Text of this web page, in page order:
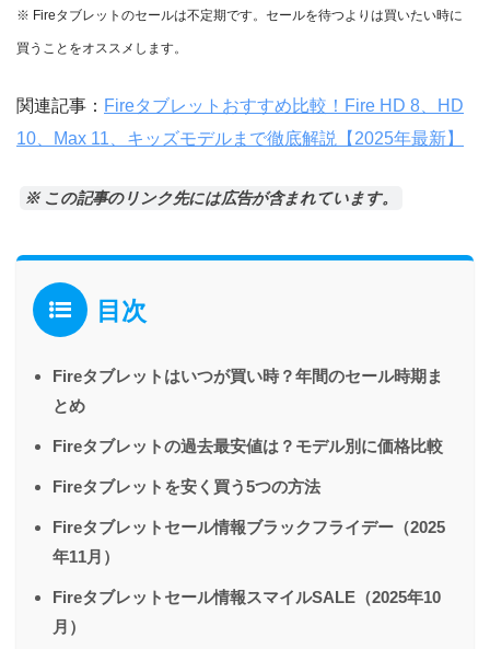
※ Fireタブレットのセールは不定期です。セールを待つよりは買いたい時に
買うことをオススメします。
関連記事： Fireタブレットおすすめ比較！Fire HD 8、HD
10、Max 11、キッズモデルまで徹底解説【2025年最新】
※ この記事のリンク先には広告が含まれています。
目次
Fireタブレットはいつが買い時？年間のセール時期ま
とめ
Fireタブレットの過去最安値は？モデル別に価格比較
Fireタブレットを安く買う5つの方法
Fireタブレットセール情報ブラックフライデー（2025
年11月）
Fireタブレットセール情報スマイルSALE（2025年10
月）